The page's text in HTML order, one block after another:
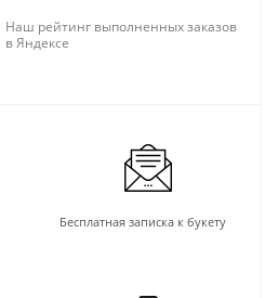
Наш рейтинг выполненных заказов
в Яндексе
Бесплатная записка к букету